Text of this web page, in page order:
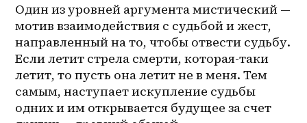
Один из уровней аргумента мистический —
мотив взаимодействия с судьбой и жест,
направленный на то, чтобы отвести судьбу.
Если летит стрела смерти, которая-таки
летит, то пусть она летит не в меня. Тем
самым, наступает искупление судьбы
одних и им открывается будущее за счет